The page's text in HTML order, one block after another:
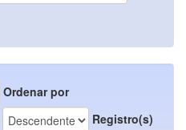
Ordenar por
Registro(s)